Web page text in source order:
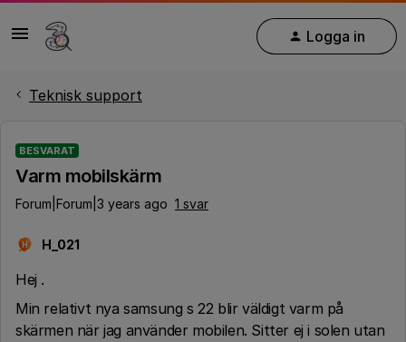
Logga in
Teknisk support
BESVARAT
Varm mobilskärm
Forum|Forum|3 years ago 1 svar
H H_021
Hej .
Min relativt nya samsung s 22 blir väldigt varm på
skärmen när jag använder mobilen. Sitter ej i solen utan